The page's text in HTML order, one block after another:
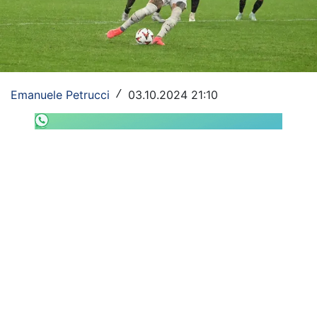
Formula 1
Tennis
Vela
SHOP LAZIO
Emanuele Petrucci / 03.10.2024 21:10